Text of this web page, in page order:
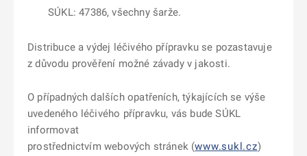
SÚKL: 47386, všechny šarže.
Distribuce a výdej léčivého přípravku se pozastavuje
z důvodu prověření možné závady v jakosti.
O případných dalších opatřeních, týkajících se výše
uvedeného léčivého přípravku, vás bude SÚKL
informovat
prostřednictvím webových stránek (www.sukl.cz)